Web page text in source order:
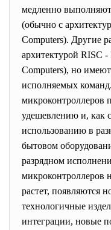
медленно
(обычно с
Computers). Другие
архитектурой RISC -
Computers), но
исполняемых
микроконтроллеров
удешевлению и, как
использованию в
бытовом
разрядном
микроконтроллеров
растет, появляются
технологичные
интеграции, новые